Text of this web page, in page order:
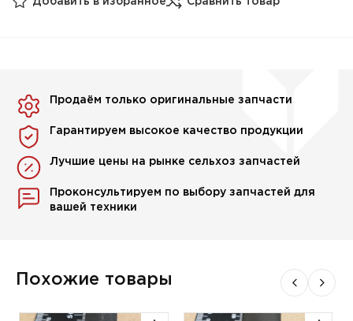
Продаём только оригинальные запчасти
Гарантируем высокое качество продукции
Лучшие цены на рынке сельхоз запчастей
Проконсультируем по выбору запчастей для
вашей техники
Похожие товары